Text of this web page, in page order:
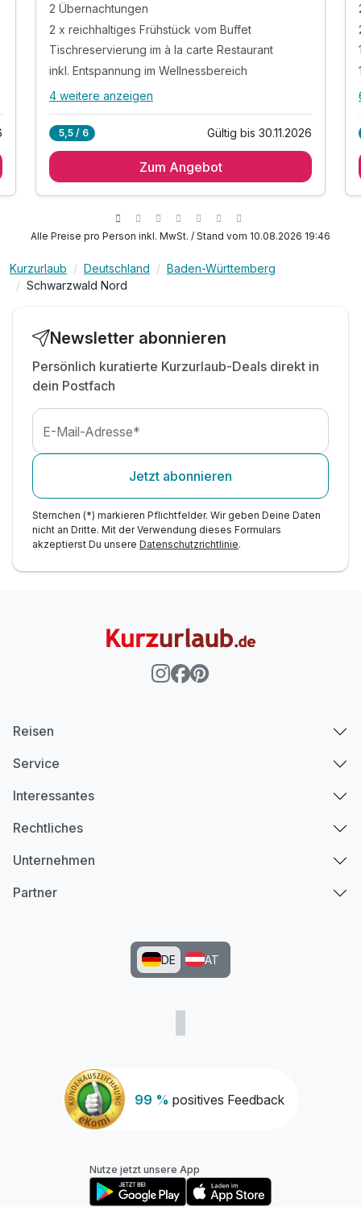
2 Übernachtungen
2 x reichhaltiges Frühstück vom Buffet
Tischreservierung im à la carte Restaurant
inkl. Entspannung im Wellnessbereich
Alle Inklusivleistungen
2 x reichhaltiges Frühstück vom Buffet
inkl. kuscheliger Leih-Bademantel und Saunatuch
inkl. Parkplatz
inkl. WLAN
4 weitere anzeigen
5,5 / 6 Gültig bis 30.11.2026
Zum Angebot
Alle Preise pro Person inkl. MwSt. / Stand vom 10.08.2026 19:46
Kurzurlaub Deutschland
Baden-Württemberg
Schwarzwald Nord
Newsletter abonnieren
Persönlich kuratierte Kurzurlaub-Deals direkt in
dein Postfach
E-Mail-Adresse*
Jetzt abonnieren
Sternchen (*) markieren Pflichtfelder. Wir geben Deine Daten
nicht an Dritte. Mit der Verwendung dieses Formulars
akzeptierst Du unsere Datenschutzrichtlinie.
99 % positives Feedback
Reisen
Service
Interessantes
Rechtliches
Unternehmen
Partner
DE AT
Nutze jetzt unsere App